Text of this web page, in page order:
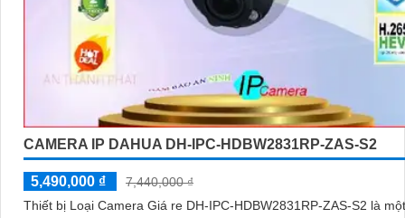
CAMERA IP DAHUA DH-IPC-HDBW2831RP-ZAS-S2
5,490,000 ₫
7,440,000 ₫
Thiết bị Loại Camera Giá re DH-IPC-HDBW2831RP-ZAS-S2 là một